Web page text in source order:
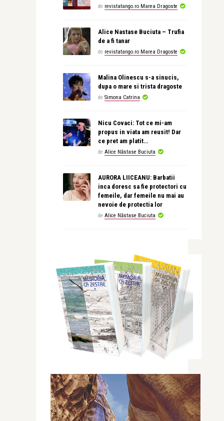
de revistatango.ro Marea Dragoste
Alice Nastase Buciuta – Trufia
de a fi tanar
de revistatango.ro Marea Dragoste
Malina Olinescu s-a sinucis,
dupa o mare si trista dragoste
de Simona Catrina
Nicu Covaci: Tot ce mi-am
propus in viata am reusit! Dar
ce pret am platit…
de Alice Năstase Buciuta
AURORA LIICEANU: Barbatii
inca doresc sa fie protectori cu
femeile, dar femeile nu mai au
nevoie de protectia lor
de Alice Năstase Buciuta